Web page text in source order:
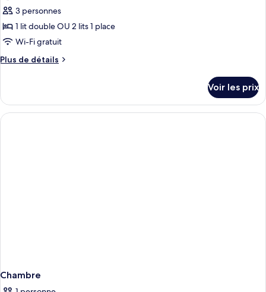
Standard
pour
ce
type
chambre :
3 personnes
1 lit double OU 2 lits 1 place
Wi-Fi gratuit
Plus de détails
Plus
le
type
de
Voir les prix
Chambre